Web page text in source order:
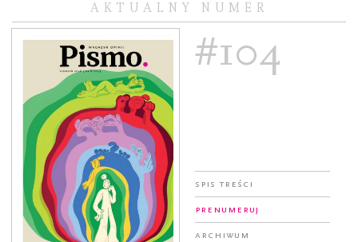
AKTUALNY NUMER
#104
Spis treści
Prenumeruj
Archiwum